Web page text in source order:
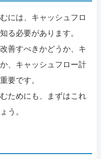
には、キャッシュフロ
る必要があります。
善すべきかどうか、キ
、キャッシュフロー計
要です。
ためにも、まずはこれ
う。